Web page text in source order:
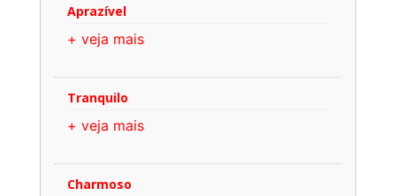
Aprazível
+ veja mais
Tranquilo
+ veja mais
Charmoso